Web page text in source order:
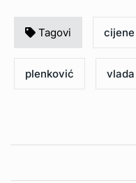
Tagovi cijene
plenković vlada